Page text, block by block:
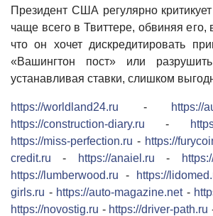
Президент США регулярно
чаще всего в Твиттере, обвиняя его,
что он хочет дискредитировать
«Вашингтон пост» или
устанавливая ставки, слишком
https://worldland24.ru - https://
https://construction-diary.ru -
https://miss-perfection.ru - https://
credit.ru - https://anaiel.ru -
https://lumberwood.ru - https://
girls.ru - https://auto-magazine.net-
https://novostig.ru - https://driver-path.ru